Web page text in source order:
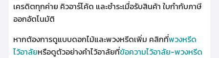
เครดิตทุกค่าย คิวอาร์โค้ด และชำระเมื่อรับสินค้า ใบกำกับภาษี
ออกอัตโนมัติ
หากต้องการดูแบบดอกไม้และพวงหรีดเพิ่ม คลิกที่พวงหรีด
ไว้อาลัยหรือดูตัวอย่างคำไว้อาลัยที่ข้อความไว้อาลัย-พวงหรีด